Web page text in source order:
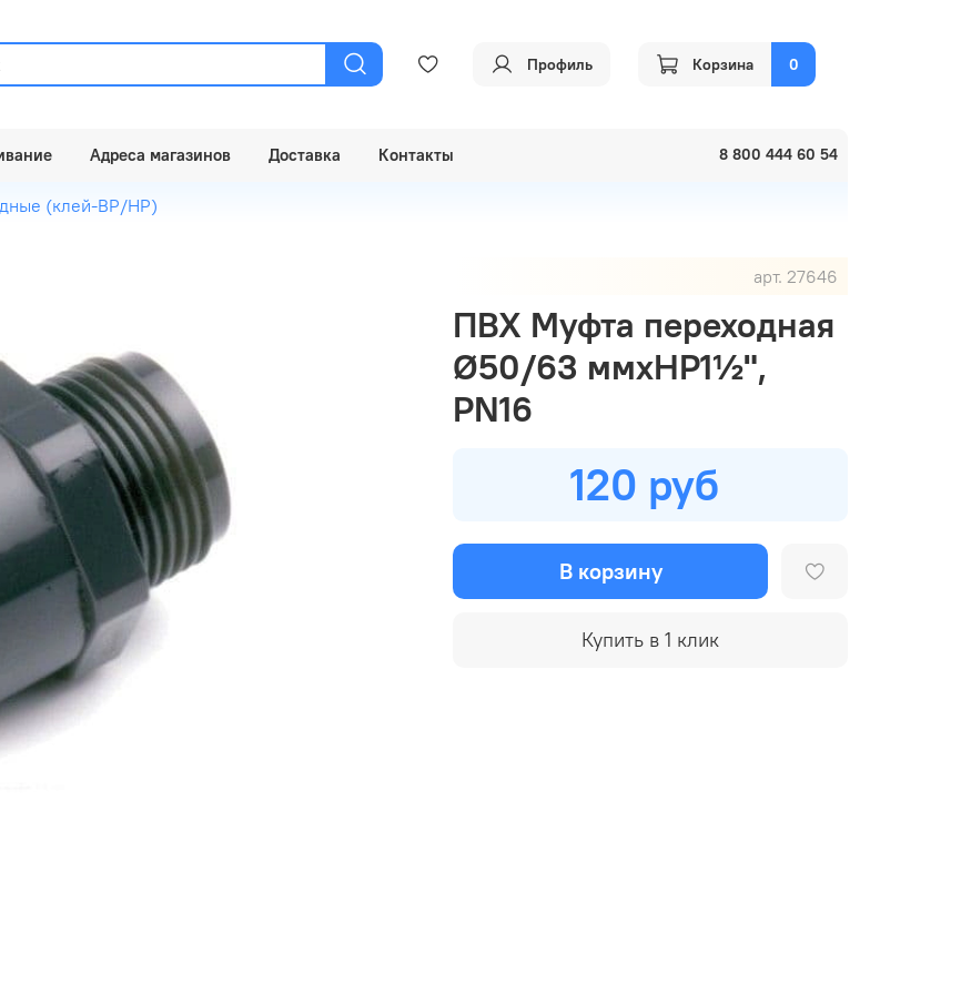
Профиль Корзина 0
Адреса магазинов Доставка Контакты 8 800 444 60 54
(клей-ВР/НР)
арт. 27646
ПВХ Муфта переходная
Ø50/63 ммхНР1½",
PN16
120 руб
В корзину
Купить в 1 клик